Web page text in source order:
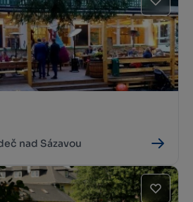
nad Sázavou